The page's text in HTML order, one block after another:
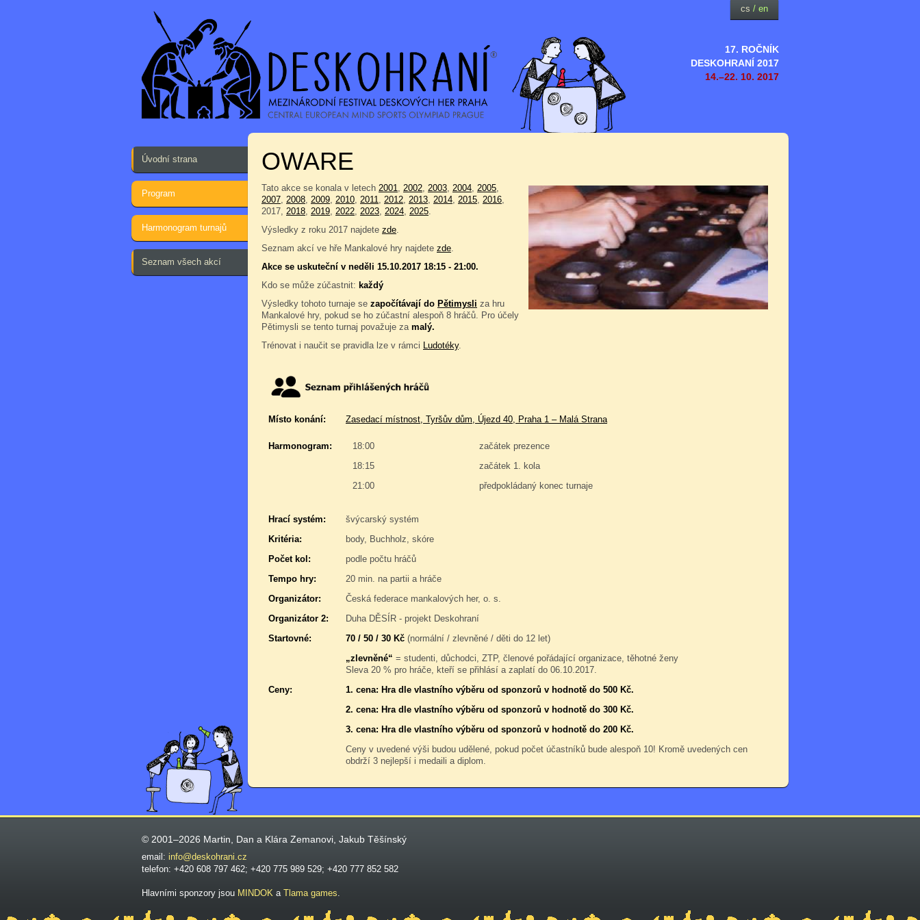
17. ROČNÍK
DESKOHRANÍ 2017
14.–22. 10. 2017
cs / en
Úvodní strana
Program
Harmonogram turnajů
Seznam všech akcí
OWARE
Tato akce se konala v letech 2001, 2002, 2003, 2004, 2005,
2007, 2008, 2009, 2010, 2011, 2012, 2013, 2014, 2015, 2016,
2017, 2018, 2019, 2022, 2023, 2024, 2025.
Výsledky z roku 2017 najdete zde.
Seznam akcí ve hře Mankalové hry najdete zde.
Akce se uskuteční v neděli 15.10.2017 18:15 - 21:00.
Kdo se může zúčastnit: každý
Výsledky tohoto turnaje se započítávají do Pětimysli za hru
Mankalové hry, pokud se ho zúčastní alespoň 8 hráčů. Pro účely
Pětimysli se tento turnaj považuje za malý.
Trénovat i naučit se pravidla lze v rámci Ludotéky.
Místo konání: Zasedací místnost, Tyršův dům, Újezd 40, Praha 1 – Malá Strana
Harmonogram: 18:00
začátek prezence
18:15
začátek 1. kola
21:00
předpokládaný konec turnaje
Hrací systém:
švýcarský systém
Kritéria:
body, Buchholz, skóre
Počet kol:
podle počtu hráčů
Tempo hry:
20 min. na partii a hráče
Organizátor:
Česká federace mankalových her, o. s.
Organizátor 2:
Duha DĚSÍR - projekt Deskohraní
Startovné:
70 / 50 / 30 Kč (normální / zlevněné / děti do 12 let)
„zlevněné“ = studenti, důchodci, ZTP, členové pořádající organizace, těhotné ženy
Sleva 20 % pro hráče, kteří se přihlásí a zaplatí do 06.10.2017.
Ceny:
1. cena: Hra dle vlastního výběru od sponzorů v hodnotě do 500 Kč.
2. cena: Hra dle vlastního výběru od sponzorů v hodnotě do 300 Kč.
3. cena: Hra dle vlastního výběru od sponzorů v hodnotě do 200 Kč.
Ceny v uvedené výši budou udělené, pokud počet účastníků bude alespoň 10! Kromě uvedených cen
obdrží 3 nejlepší i medaili a diplom.
© 2001–2026 Martin, Dan a Klára Zemanovi, Jakub Těšínský
email: info@deskohrani.cz
telefon: +420 608 797 462; +420 775 989 529; +420 777 852 582
Hlavními sponzory jsou MINDOK a Tlama games.